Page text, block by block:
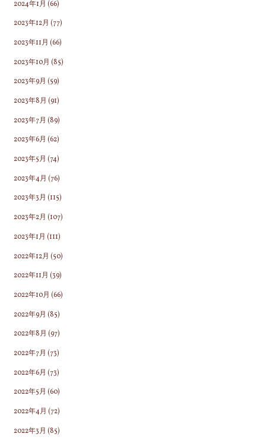
2024年1月 (66)
2023年12月 (77)
2023年11月 (66)
2023年10月 (85)
2023年9月 (59)
2023年8月 (91)
2023年7月 (89)
2023年6月 (62)
2023年5月 (74)
2023年4月 (76)
2023年3月 (115)
2023年2月 (107)
2023年1月 (111)
2022年12月 (50)
2022年11月 (39)
2022年10月 (66)
2022年9月 (85)
2022年8月 (97)
2022年7月 (73)
2022年6月 (73)
2022年5月 (60)
2022年4月 (72)
2022年3月 (85)